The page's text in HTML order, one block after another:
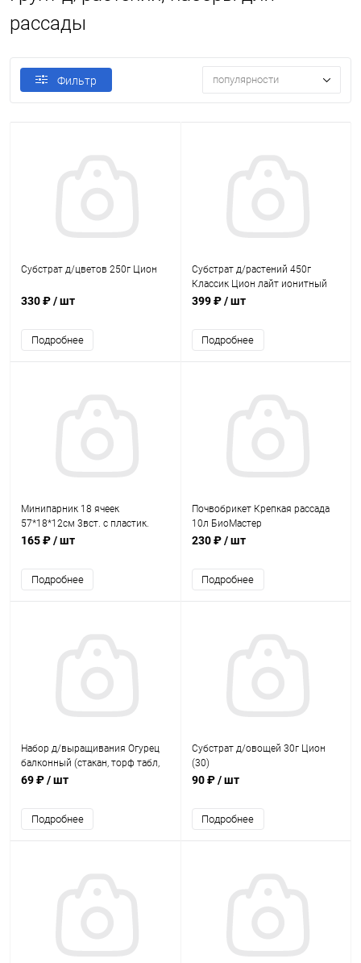
рассады
Фильтр популярности
Субстрат д/цветов 250г Цион
330 ₽/ шт
Подробнее
Субстрат д/растений 450г
Классик Цион лайт ионитный
399 ₽/ шт
Подробнее
Минипарник 18 ячеек
57*18*12см 3вст. с пластик.
кассетой
165 ₽/ шт
Подробнее
Почвобрикет Крепкая рассада
10л БиоМастер
230 ₽/ шт
Подробнее
Набор д/выращивания Огурец
балконный (стакан, торф табл,
семена)
69 ₽/ шт
Подробнее
Субстрат д/овощей 30г Цион
(30)
90 ₽/ шт
Подробнее